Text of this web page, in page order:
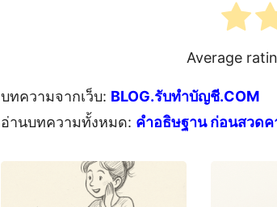
Average
บทความจากเว็บ: BLOG.รับทำบัญชี.COM
อ่านบทความทั้งหมด: คำอธิษฐาน ก่อนสวดค